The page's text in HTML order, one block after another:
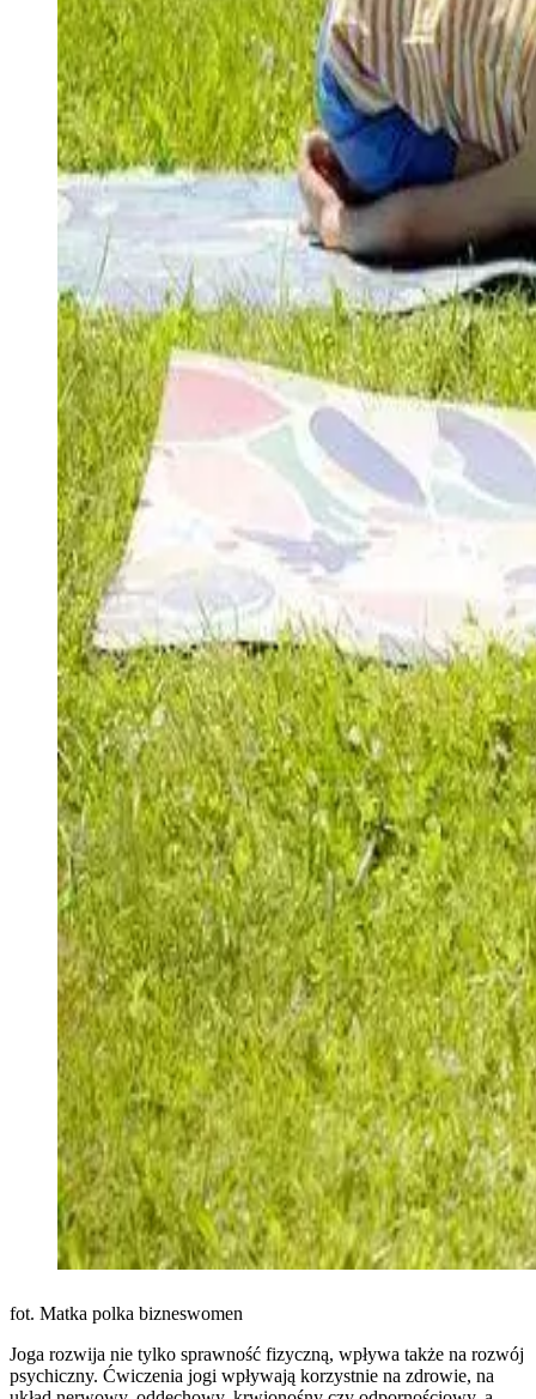
fot. Matka polka bizneswomen
Joga rozwija nie tylko sprawność fizyczną, wpływa także na rozwój
psychiczny. Ćwiczenia jogi wpływają korzystnie na zdrowie, na